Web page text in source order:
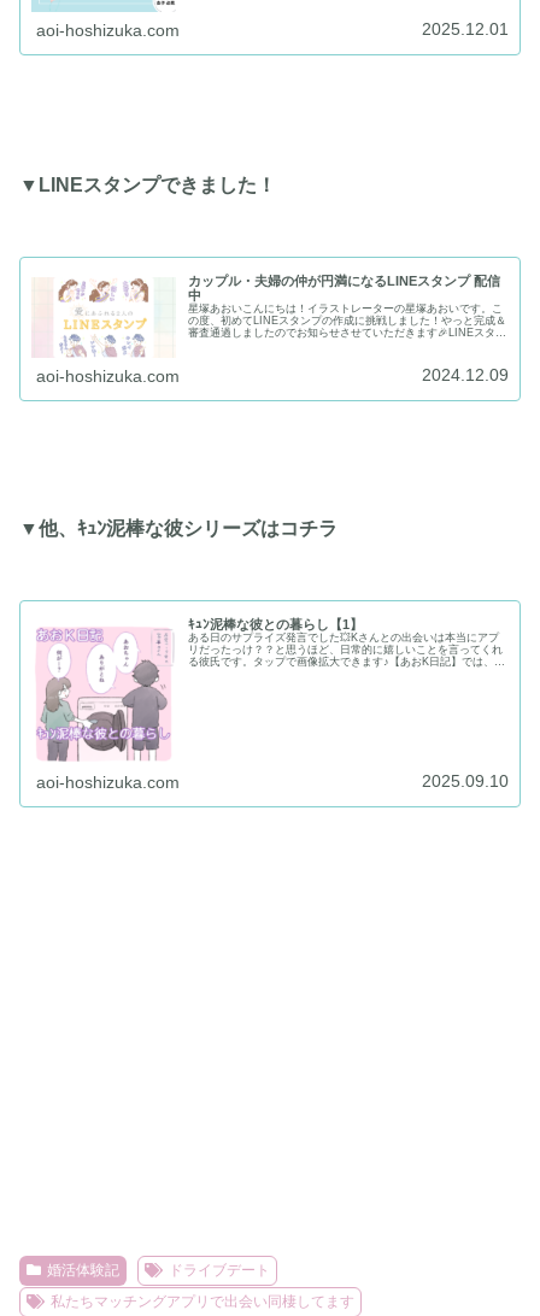
aoi-hoshizuka.com 2025.12.01
▼LINEスタンプできました！
カップル・夫婦の仲が円満になるLINEスタンプ 配信
中
星塚あおいこんにちは！イラストレーターの星塚あおいです。こ
の度、初めてLINEスタンプの作成に挑戦しました！やっと完成＆
審査通過しましたのでお知らせさせていただきます🎉LINEスタン
aoi-hoshizuka.com 2024.12.09
▼他、ｷｭﾝ泥棒な彼シリーズはコチラ
ｷｭﾝ泥棒な彼との暮らし【1】
ある日のサプライズ発言でした💥Kさんとの出会いは本当にアプ
リだったっけ？？と思うほど、日常的に嬉しいことを言ってくれ
る彼氏です。タップで画像拡大できます♪【あおK日記】では、日
aoi-hoshizuka.com 2025.09.10
婚活体験記
ドライブデート
私たちマッチングアプリで出会い同棲してます